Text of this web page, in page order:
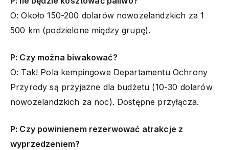
O: Około 150-200 dolarów nowozelandzkich za 1
500 km (podzielone między grupę).
P: Czy można biwakować?
O: Tak! Pola kempingowe Departamentu Ochrony
Przyrody są przyjazne dla budżetu (10-30 dolarów
nowozelandzkich za noc). Dostępne przyłącza.
P: Czy powinienem rezerwować atrakcje z
wyprzedzeniem?